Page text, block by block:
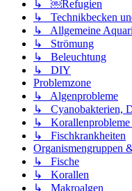
↳ ￼Refugien
↳ Technikbecken
↳ Allgemeine
↳ Strömung
↳ Beleuchtung
↳ DIY
Problemzone
↳ Algenprobleme
↳ Cyanobakterien,
↳ Korallenprobleme
↳ Fischkrankheiten
Organismengruppen
↳ Fische
↳ Korallen
↳ Makroalgen